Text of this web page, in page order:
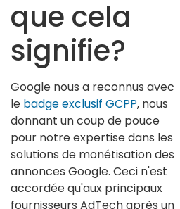
que cela
signifie?
Google nous a reconnus avec
le badge exclusif GCPP, nous
donnant un coup de pouce
pour notre expertise dans les
solutions de monétisation des
annonces Google. Ceci n'est
accordée qu'aux principaux
fournisseurs AdTech après un